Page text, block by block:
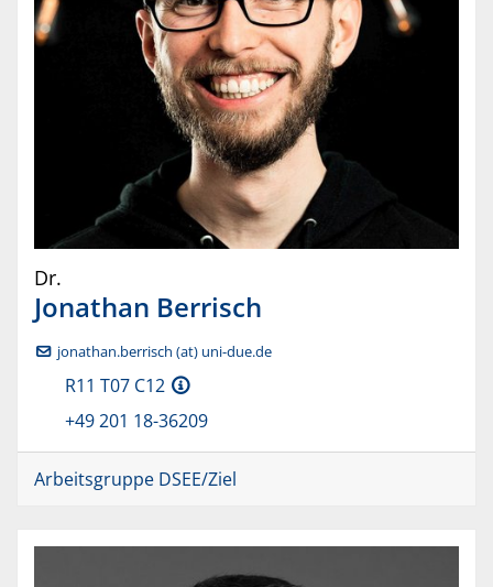
Dr.
Jonathan Berrisch
jonathan.berrisch (at) uni-due.de
R11 T07 C12
+49 201 18-36209
Arbeitsgruppe DSEE/Ziel